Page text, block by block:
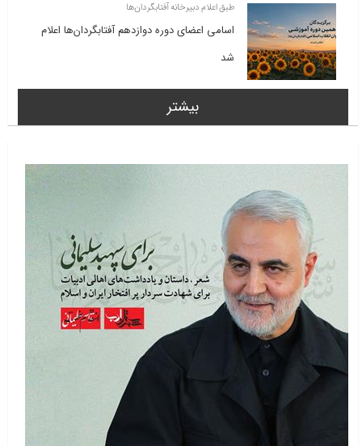
طبق اعلام دبیرخانه آفتابگردان‌ها
اسامی اعضای دوره دوازدهم آفتابگردان‌ها اعلام
شد
بیشتر